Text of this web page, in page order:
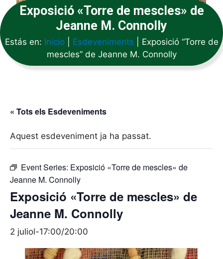
Exposició «Torre de mescles» de
Jeanne M. Connolly
Estás en: Inicio| Esdeveniments
Exposició “Torre de
mescles” de Jeanne M. Connolly
« Tots els Esdeveniments
Aquest esdeveniment ja ha passat.
Event Series: Exposició «Torre de mescles» de
Jeanne M. Connolly
Exposició «Torre de mescles» de
Jeanne M. Connolly
2 juliol-17:00/20:00